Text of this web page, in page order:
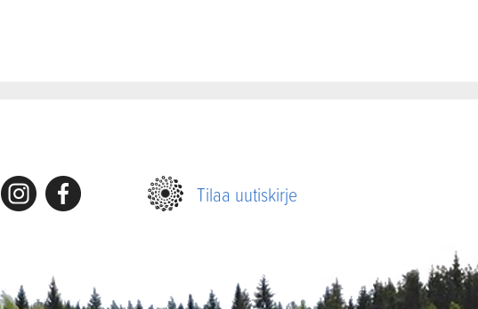
InstagramFacebook Tilaa uutiskirje